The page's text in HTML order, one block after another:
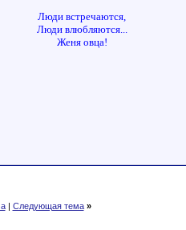
Люди встречаются,
Люди влюбляются...
Женя овца!
| Следующая тема »